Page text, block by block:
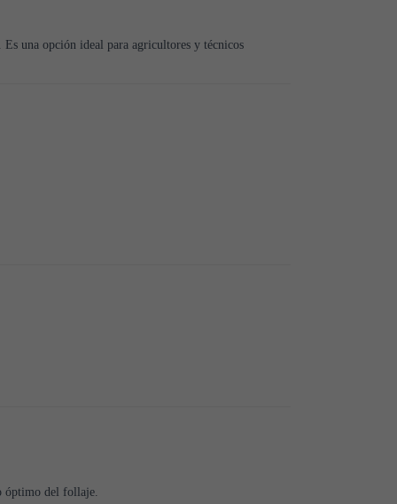
una opción ideal para agricultores y técnicos
óptimo del follaje.